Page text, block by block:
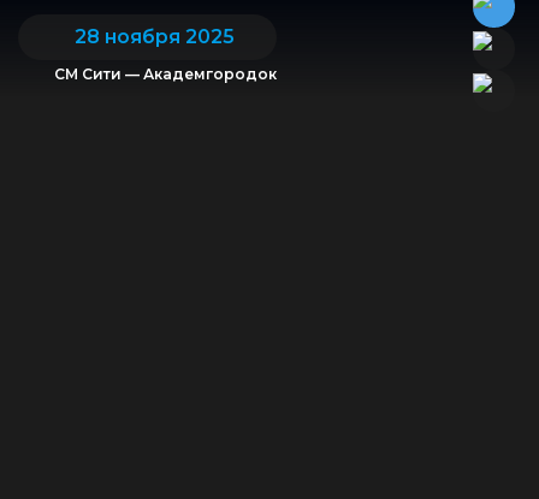
28 ноября 2025
СМ Сити — Академгородок